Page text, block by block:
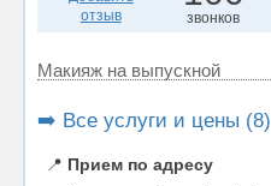
отзыв
звонков
Макияж на выпускной
➡️ Все услуги и цены (8)
📍 Прием по адресу